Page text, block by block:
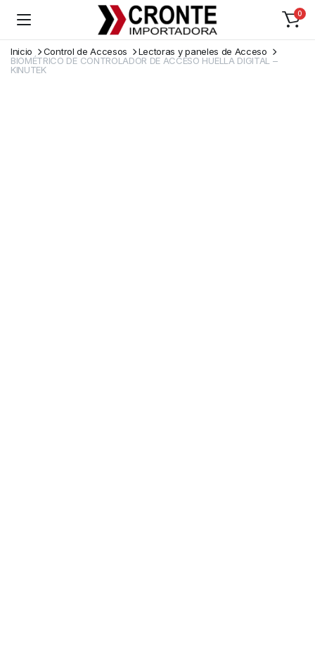
0
Inicio Control de Accesos
Lectoras y paneles de Acceso
BIOMÉTRICO DE CONTROLADOR DE ACCESO HUELLA DIGITAL –
KINUTEK